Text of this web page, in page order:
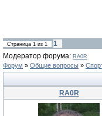
Страница 1 из 1
1
Модератор форума: RA0R
Форум » Общие вопросы »
RA0R